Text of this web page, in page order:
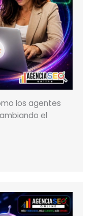
los agentes
el